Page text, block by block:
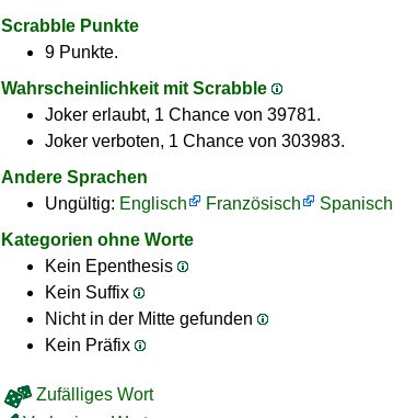
Scrabble Punkte
9 Punkte.
Wahrscheinlichkeit mit Scrabble
Joker erlaubt, 1 Chance von 39781.
Joker verboten, 1 Chance von 303983.
Andere Sprachen
Ungültig: Englisch Französisch Spanisch
Kategorien ohne Worte
Kein Epenthesis
Kein Suffix
Nicht in der Mitte gefunden
Kein Präfix
Zufälliges Wort